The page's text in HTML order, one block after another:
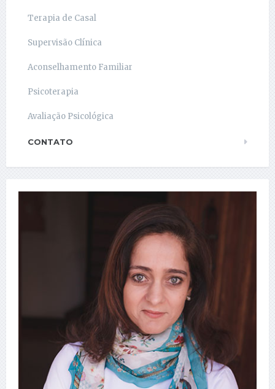
Terapia de Casal
Supervisão Clínica
Aconselhamento Familiar
Psicoterapia
Avaliação Psicológica
CONTATO